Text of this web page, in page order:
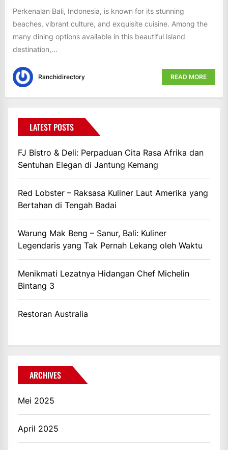
Perkenalan Bali, Indonesia, is known for its stunning
beaches, vibrant culture, and exquisite cuisine. Among the
many dining options available in this beautiful island
destination,...
Ranchidirectory READ MORE
LATEST POSTS
FJ Bistro & Deli: Perpaduan Cita Rasa Afrika dan
Sentuhan Elegan di Jantung Kemang
Red Lobster – Raksasa Kuliner Laut Amerika yang
Bertahan di Tengah Badai
Warung Mak Beng – Sanur, Bali: Kuliner
Legendaris yang Tak Pernah Lekang oleh Waktu
Menikmati Lezatnya Hidangan Chef Michelin
Bintang 3
Restoran Australia
ARCHIVES
Mei 2025
April 2025